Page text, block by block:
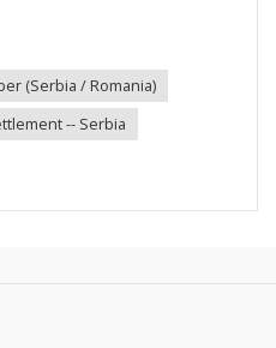
(Serbia / Romania)
-- Serbia